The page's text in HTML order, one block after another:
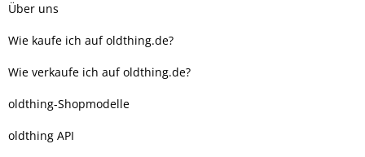
Über uns
Wie kaufe ich auf oldthing.de?
Wie verkaufe ich auf oldthing.de?
oldthing-Shopmodelle
oldthing API